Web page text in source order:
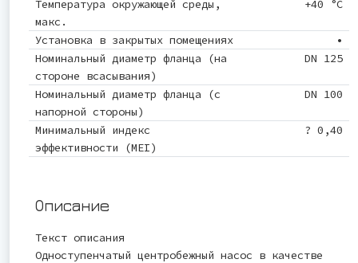
Температура окружающей среды,
макс.
+40 °C
Установка в закрытых помещениях
•
Номинальный диаметр фланца (на
стороне всасывания)
DN 125
Номинальный диаметр фланца (с
напорной стороны)
DN 100
Минимальный индекс
эффективности (MEI)
? 0,40
Описание
Текст описания
Одноступенчатый центробежный насос в качестве